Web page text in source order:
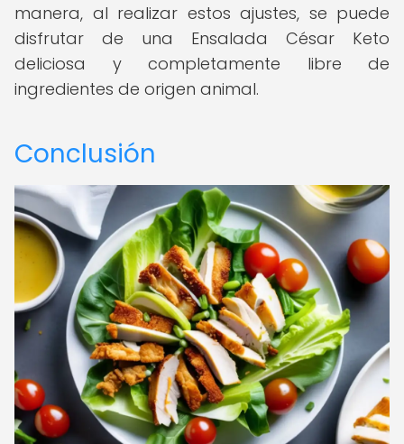
manera, al realizar estos ajustes, se puede
disfrutar de una Ensalada César Keto
deliciosa y completamente libre de
ingredientes de origen animal.
Conclusión